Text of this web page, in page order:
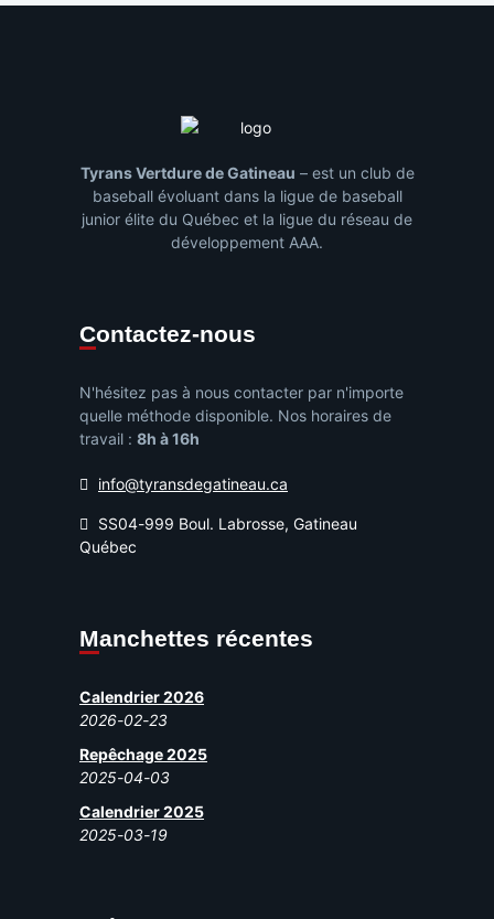
Tyrans Vertdure de Gatineau – est un club de
baseball évoluant dans la ligue de baseball
junior élite du Québec et la ligue du réseau de
développement AAA.
Contactez-nous
N'hésitez pas à nous contacter par n'importe
quelle méthode disponible. Nos horaires de
travail : 8h à 16h
info@tyransdegatineau.ca
SS04-999 Boul. Labrosse, Gatineau
Québec
Manchettes récentes
Calendrier 2026
2026-02-23
Repêchage 2025
2025-04-03
Calendrier 2025
2025-03-19